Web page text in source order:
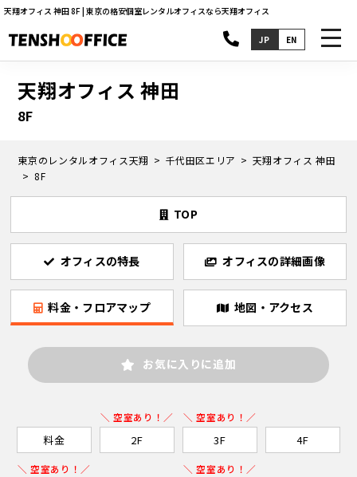
天翔オフィス 神田 8F | 東京の格安個室レンタルオフィスなら天翔オフィス
JP EN
天翔オフィス 神田
8F
東京のレンタルオフィス天翔 千代田区エリア
天翔オフィス 神田
8F
TOP
オフィスの特長 オフィスの詳細画像
料金・フロアマップ 地図・アクセス
お気に入りに追加
料金
＼ 空室あり！／
2F
＼ 空室あり！／
3F 4F
＼ 空室あり！／ ＼ 空室あり！／